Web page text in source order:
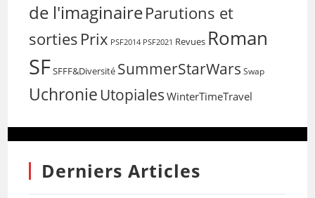
de l'imaginaireParutions et
sorties Prix PSF2014 PSF2021 Revues Roman
SFSFFF&Diversité SummerStarWars Swap
Uchronie Utopiales WinterTimeTravel
Derniers Articles